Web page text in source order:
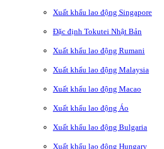
Xuất khẩu lao động Singapore
Đặc định Tokutei Nhật Bản
Xuất khẩu lao động Rumani
Xuất khẩu lao động Malaysia
Xuất khẩu lao động Macao
Xuất khẩu lao động Áo
Xuất khẩu lao động Bulgaria
Xuất khẩu lao động Hungary